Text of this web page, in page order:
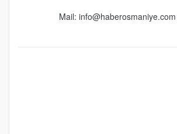
Mail: info@haberosmaniye.com